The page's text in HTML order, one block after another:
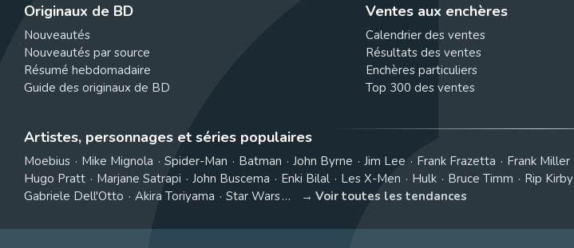
Originaux de BD
Nouveautés
Nouveautés par source
Résumé hebdomadaire
Guide des originaux de BD
Ventes aux enchères
Calendrier des ventes
Résultats des ventes
Enchères particuliers
Top 300 des ventes
Artistes, personnages et séries populaires
Moebius Mike Mignola Spider-Man Batman John Byrne Jim Lee Frank Frazetta Frank Miller
Hugo Pratt
Marjane Satrapi John Buscema Enki Bilal Les X-Men Hulk Bruce Timm Rip Kirby
Gabriele Dell'Otto
Akira Toriyama Star Wars Voir toutes les tendances